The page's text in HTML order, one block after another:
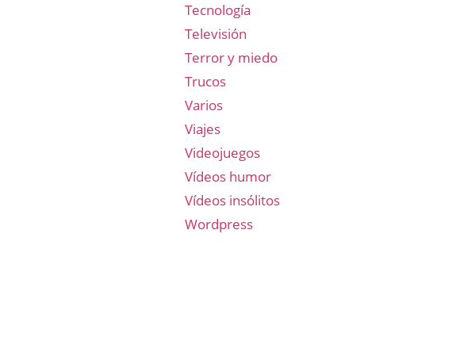
Tecnología
Televisión
Terror y miedo
Trucos
Varios
Viajes
Videojuegos
Vídeos humor
Vídeos insólitos
Wordpress